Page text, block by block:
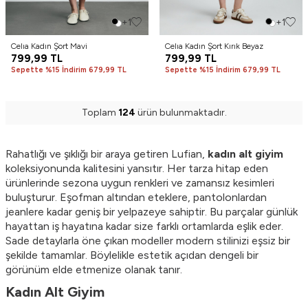
+1
Celıa Kadın Şort Mavi
799,99 TL
Sepette %15 İndirim 679,99 TL
+1
Celıa Kadın Şort Kırık Beyaz
799,99 TL
Sepette %15 İndirim 679,99 TL
Toplam 124 ürün bulunmaktadır.
Rahatlığı ve şıklığı bir araya getiren Lufian, kadın alt giyim
koleksiyonunda kalitesini yansıtır. Her tarza hitap eden
ürünlerinde sezona uygun renkleri ve zamansız kesimleri
buluşturur. Eşofman altından eteklere, pantolonlardan
jeanlere kadar geniş bir yelpazeye sahiptir. Bu parçalar günlük
hayattan iş hayatına kadar size farklı ortamlarda eşlik eder.
Sade detaylarla öne çıkan modeller modern stilinizi eşsiz bir
şekilde tamamlar. Böylelikle estetik açıdan dengeli bir
görünüm elde etmenize olanak tanır.
Kadın Alt Giyim